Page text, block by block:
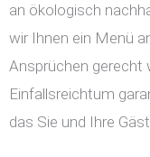
an ökologisch
wir Ihnen ein Menü
Ansprüchen gerecht
Einfallsreichtum
das Sie und Ihre